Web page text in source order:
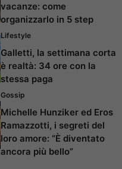
vacanze: come
organizzarlo in 5 step
Lifestyle
Galletti, la settimana corta
è realtà: 34 ore con la
stessa paga
Gossip
Michelle Hunziker ed Eros
Ramazzotti, i segreti del
loro amore: “È diventato
ancora più bello”